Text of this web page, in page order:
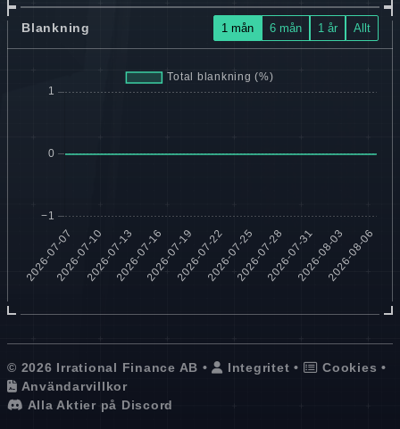
Blankning 1 mån 6 mån 1 år Allt
© 2026 Irrational Finance AB • Integritet • Cookies •
Användarvillkor
Alla Aktier på Discord